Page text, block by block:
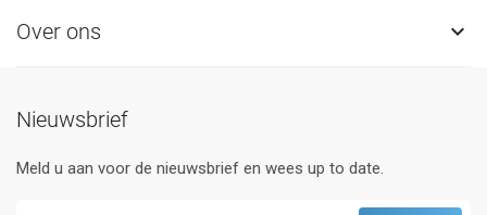
Over ons 
Nieuwsbrief
Meld u aan voor de nieuwsbrief en wees up to date.